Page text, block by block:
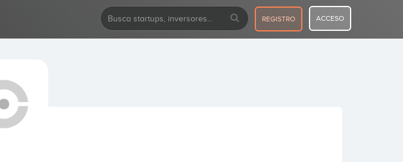
REGISTRO ACCESO